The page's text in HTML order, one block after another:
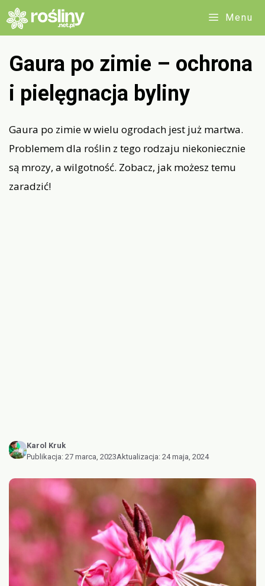
Przejdź
do
Menu
Gaura po zimie – ochrona
i pielęgnacja byliny
Gaura po zimie w wielu ogrodach jest już martwa.
Problemem dla roślin z tego rodzaju niekoniecznie
są mrozy, a wilgotność. Zobacz, jak możesz temu
zaradzić!
Karol Kruk
Publikacja: 27 marca, 2023Aktualizacja: 24 maja, 2024